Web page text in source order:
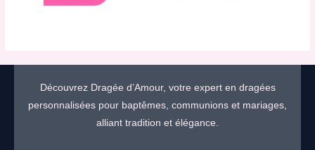
Découvrez Dragée d’Amour, votre expert en dragées
personnalisées pour baptêmes, communions et mariages,
alliant tradition et élégance.